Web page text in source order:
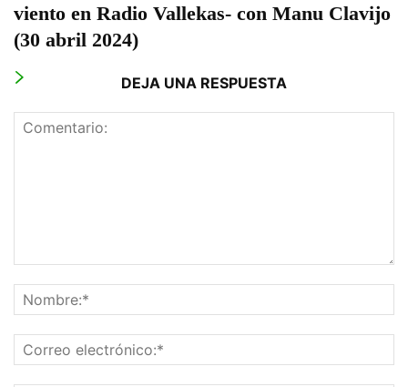
viento en Radio Vallekas- con Manu Clavijo
(30 abril 2024)
DEJA UNA RESPUESTA